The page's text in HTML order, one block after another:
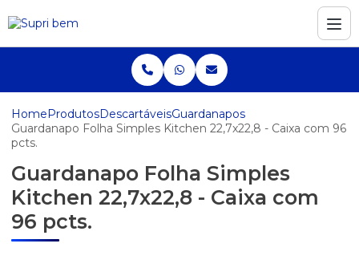
HomeProdutosDescartáveisGuardanapos
Guardanapo Folha Simples Kitchen 22,7x22,8 - Caixa com 96
pcts.
Guardanapo Folha Simples
Kitchen 22,7x22,8 - Caixa com
96 pcts.